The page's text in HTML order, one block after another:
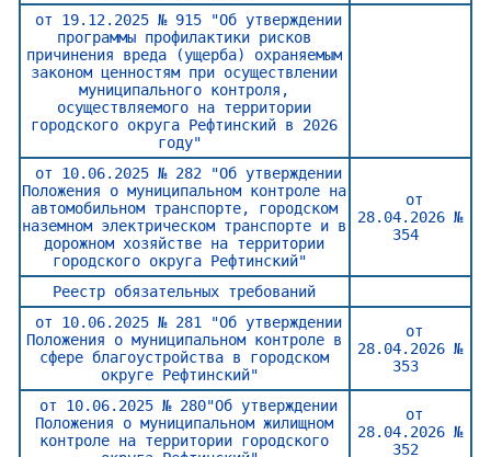
от 19.12.2025 № 915 "Об утверждении
программы профилактики рисков
причинения вреда (ущерба) охраняемым
законом ценностям при осуществлении
муниципального контроля,
осуществляемого на территории
городского округа Рефтинский в 2026
году"
от 10.06.2025 № 282 "Об утверждении
Положения о муниципальном контроле на
автомобильном транспорте, городском
наземном электрическом транспорте и в
дорожном хозяйстве на территории
городского округа Рефтинский"
от
28.04.2026 №
354
Реестр обязательных требований
от 10.06.2025 № 281 "Об утверждении
Положения о муниципальном контроле в
сфере благоустройства в городском
округе Рефтинский"
от
28.04.2026 №
353
от 10.06.2025 № 280"Об утверждении
Положения о муниципальном жилищном
контроле на территории городского
от
28.04.2026 №
352